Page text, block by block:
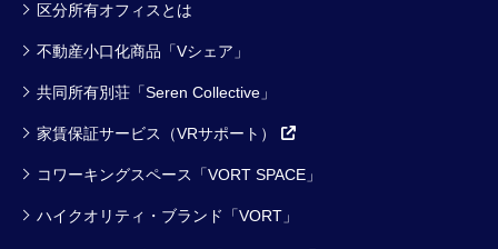
区分所有オフィスとは
不動産小口化商品「Vシェア」
共同所有別荘「Seren Collective」
家賃保証サービス（VRサポート）
コワーキングスペース「VORT SPACE」
ハイクオリティ・ブランド「VORT」